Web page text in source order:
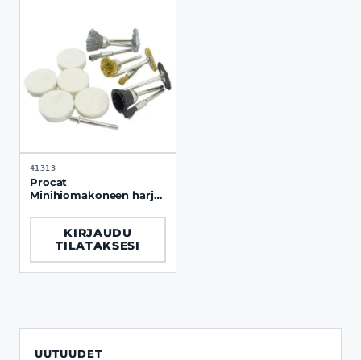
UUTUUDET
41313
Procat
Minihiomakoneen harja-
KIRJAUDU
TILATAKSESI